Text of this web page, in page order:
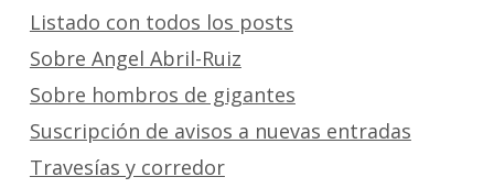
Listado con todos los posts
Sobre Angel Abril-Ruiz
Sobre hombros de gigantes
Suscripción de avisos a nuevas entradas
Travesías y corredor